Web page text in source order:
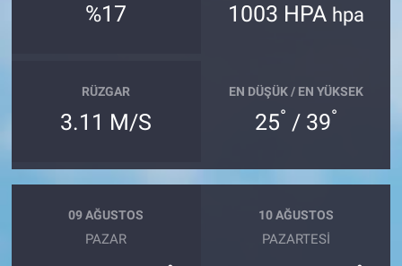
%17 1003 HPA hpa
RÜZGAR
3.11 M/S
EN DÜŞÜK / EN YÜKSEK
25° / 39°
09 AĞUSTOS
PAZAR
10 AĞUSTOS
PAZARTESI